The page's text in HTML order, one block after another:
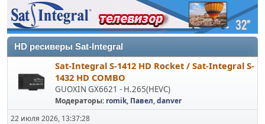
HD ресиверы Sat-Integral
Sat-Integral S-1412 HD Rocket / Sat-Integral S-
1432 HD COMBO
GUOXIN GX6621 - H.265(HEVC)
Модераторы: romik, Павел,danver
22 июля 2026, 13:37:28